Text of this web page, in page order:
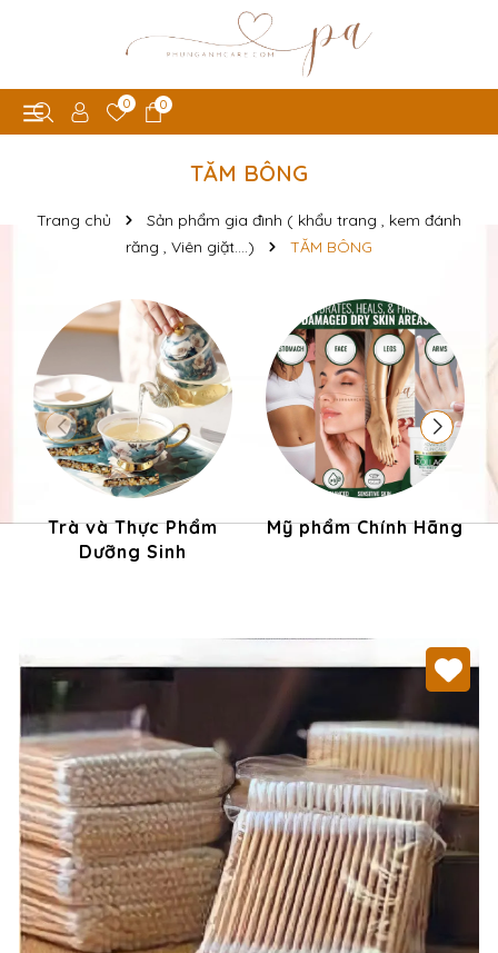
0 0
TĂM BÔNG
Trang chủ
Sản phẩm gia đình ( khẩu trang , kem đánh
răng , Viên giặt....)
TĂM BÔNG
Trà và Thực Phẩm
Dưỡng Sinh
Mỹ phẩm Chính Hãng